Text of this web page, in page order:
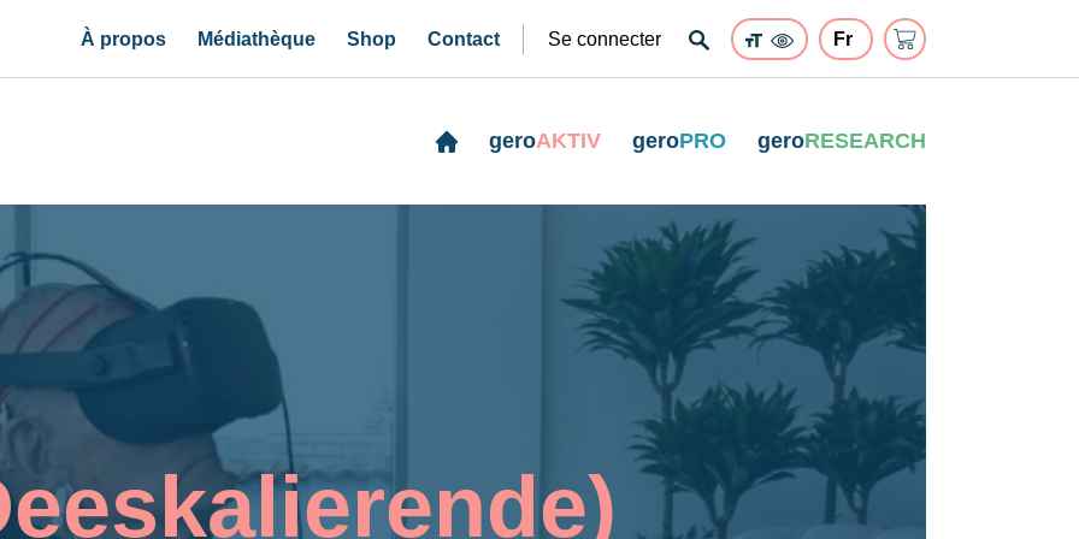
À propos Médiathèque Shop Contact Se connecter
geroAKTIV geroPRO geroRESEARCH